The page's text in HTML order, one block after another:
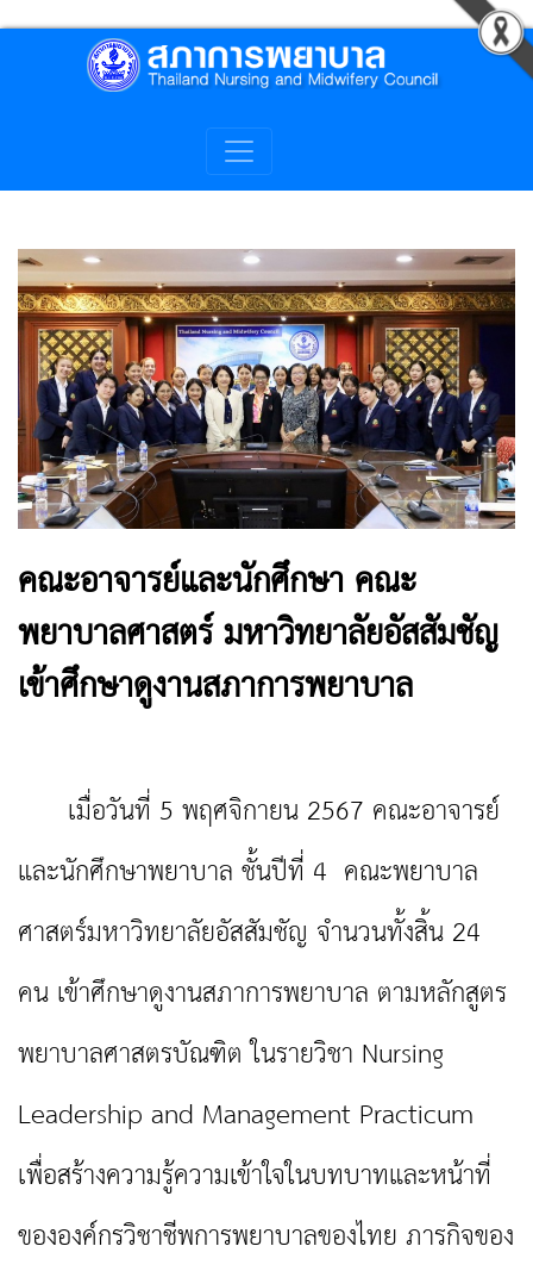
คณะอาจารย์และนักศึกษา คณะ
พยาบาลศาสตร์ มหาวิทยาลัยอัสสัมชัญ
เข้าศึกษาดูงานสภาการพยาบาล
เมื่อวันที่ 5 พฤศจิกายน 2567 คณะอาจารย์
และนักศึกษาพยาบาล ชั้นปีที่ 4 คณะพยาบาล
ศาสตร์มหาวิทยาลัยอัสสัมชัญ จำนวนทั้งสิ้น 24
คน เข้าศึกษาดูงานสภาการพยาบาล ตามหลักสูตร
พยาบาลศาสตรบัณฑิต ในรายวิชา Nursing
Leadership and Management Practicum
เพื่อสร้างความรู้ความเข้าใจในบทบาทและหน้าที่
ขององค์กรวิชาชีพการพยาบาลของไทย ภารกิจของ